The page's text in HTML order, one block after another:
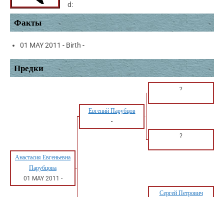
d:
Факты
01 MAY 2011 - Birth -
Предки
?
Евгений Парубцов
-
?
Анастасия Евгеньевна
Парубцова
01 MAY 2011 -
Сергей Петрович